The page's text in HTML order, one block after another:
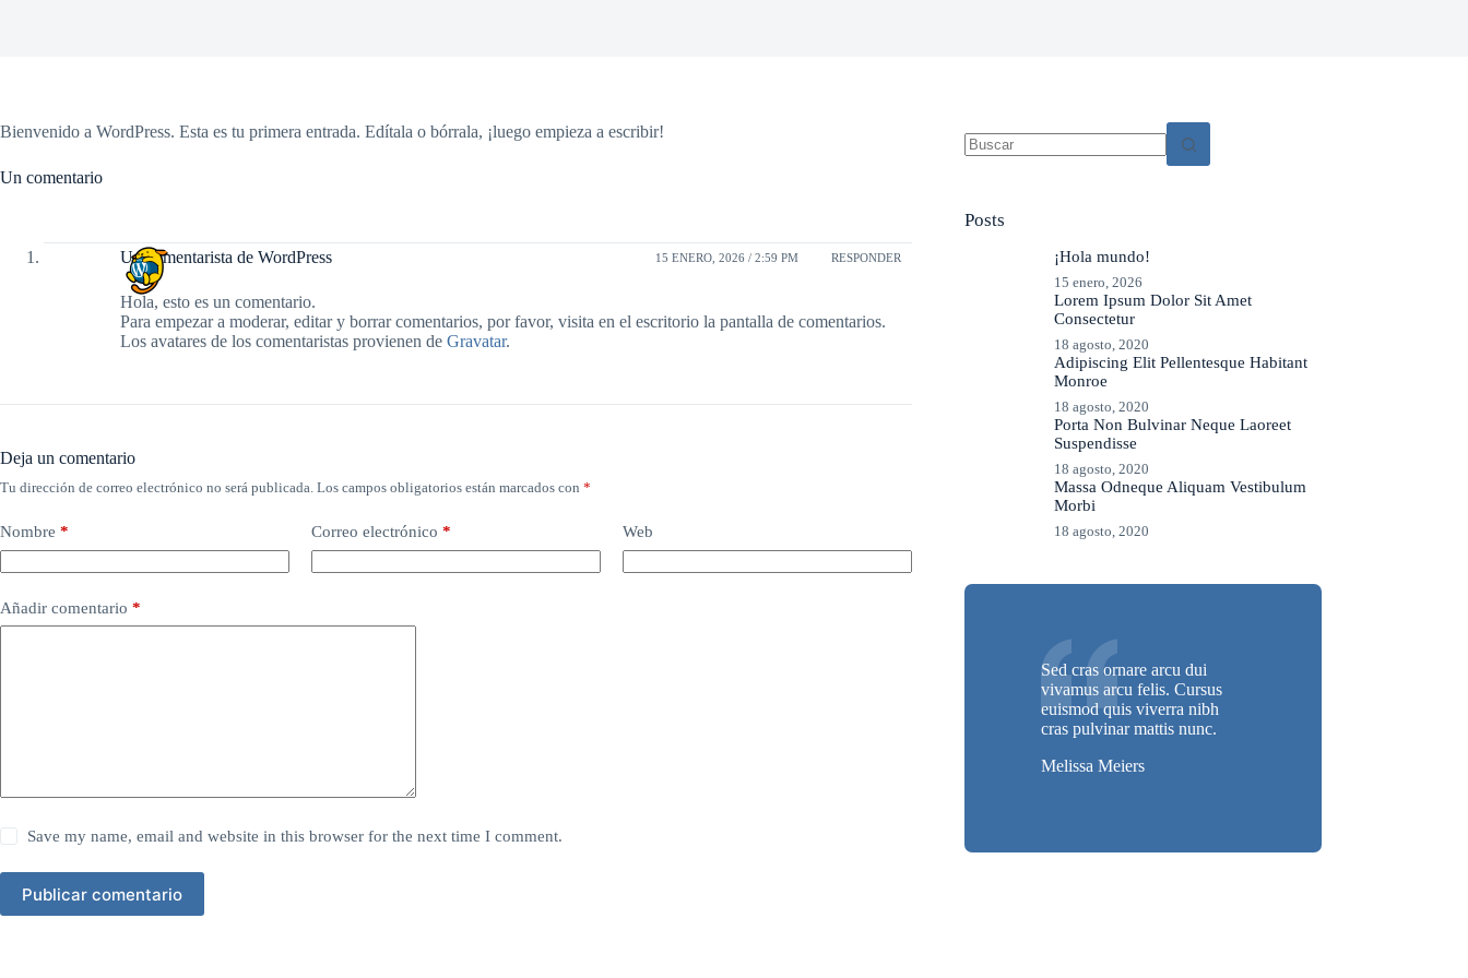
Bienvenido a WordPress. Esta es tu primera entrada. Edítala o bórrala, ¡luego empieza a escribir!
Un comentario
Un comentarista de WordPress 15 ENERO, 2026 / 2:59 PM RESPONDER
Hola, esto es un comentario.
Para empezar a moderar, editar y borrar comentarios, por favor, visita en el escritorio la pantalla de comentarios.
Los avatares de los comentaristas provienen de Gravatar.
Deja un comentario
Tu dirección de correo electrónico no será publicada. Los campos obligatorios están marcados con *
Nombre * Correo electrónico * Web
Añadir comentario *
Save my name, email and website in this browser for the next time I comment.
Publicar comentario
Posts
¡Hola mundo!
15 enero, 2026
Lorem Ipsum Dolor Sit Amet
Consectetur
18 agosto, 2020
Adipiscing Elit Pellentesque Habitant
Monroe
18 agosto, 2020
Porta Non Bulvinar Neque Laoreet
Suspendisse
18 agosto, 2020
Massa Odneque Aliquam Vestibulum
Morbi
18 agosto, 2020
Sed cras ornare arcu dui
vivamus arcu felis. Cursus
euismod quis viverra nibh
cras pulvinar mattis nunc.
Melissa Meiers